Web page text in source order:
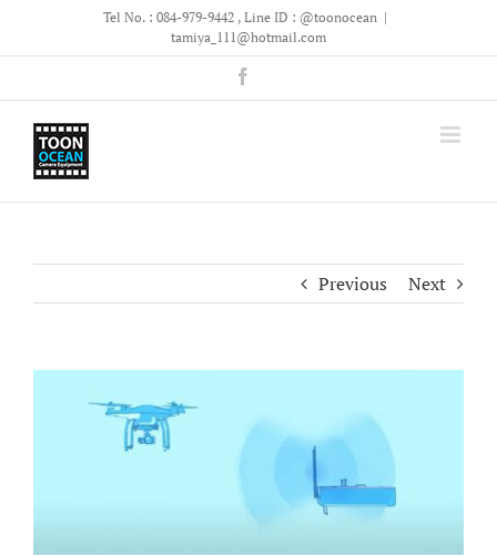
Tel No. : 084-979-9442 , Line ID : @toonocean |
tamiya_111@hotmail.com
Previous Next